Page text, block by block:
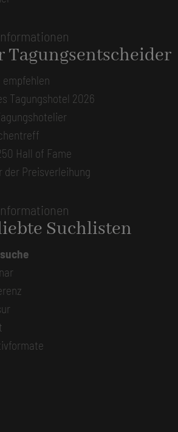
Tagungsentscheider
empfehlen
Tagungshotel 2026
Hall of Fame
der Preisverleihung
Suchlisten